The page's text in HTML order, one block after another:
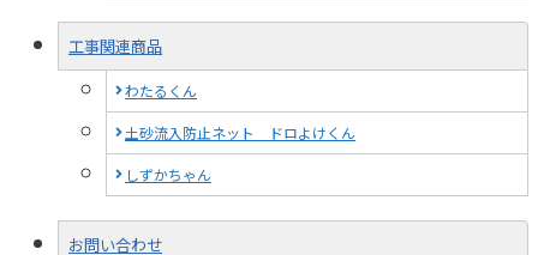
工事関連商品
わたるくん
土砂流入防止ネット ドロよけくん
しずかちゃん
お問い合わせ